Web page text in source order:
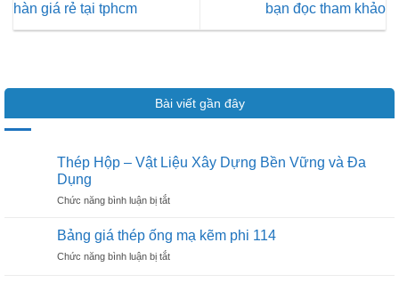
hàn giá rẻ tại tphcm
bạn đọc tham khảo
Bài viết gần đây
Thép Hộp – Vật Liệu Xây Dựng Bền Vững và Đa
Dụng
Chức năng bình luận bị tắtở
–
Vật
Bảng giá thép ống mạ kẽm phi 114
Chức năng bình luận bị tắtở